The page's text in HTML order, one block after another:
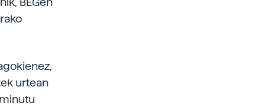
urtean